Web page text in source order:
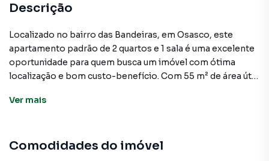
Descrição
Localizado no bairro das Bandeiras, em Osasco, este
apartamento padrão de 2 quartos e 1 sala é uma excelente
oportunidade para quem busca um imóvel com ótima
localização e bom custo-benefício. Com 55 m² de área útil,
proporcionando espaço suficiente para o dia a dia. A
região onde se encontra. Sua localização privilegiada,
Ver mais
Comodidades do imóvel